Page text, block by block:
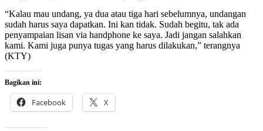
“Kalau mau undang, ya dua atau tiga hari sebelumnya, undangan
sudah harus saya dapatkan. Ini kan tidak. Sudah begitu, tak ada
penyampaian lisan via handphone ke saya. Jadi jangan salahkan
kami. Kami juga punya tugas yang harus dilakukan,” terangnya
(KTY)
Bagikan ini:
Facebook X